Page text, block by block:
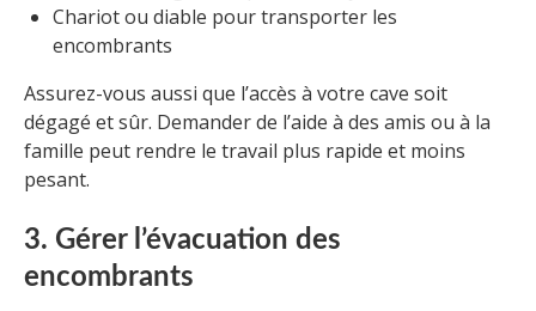
Chariot ou diable pour transporter les
encombrants
Assurez-vous aussi que l’accès à votre cave soit
dégagé et sûr. Demander de l’aide à des amis ou à la
famille peut rendre le travail plus rapide et moins
pesant.
3. Gérer l’évacuation des
encombrants